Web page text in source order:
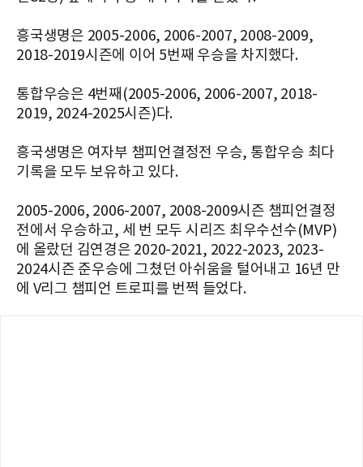
흥국생명은 2005-2006, 2006-2007, 2008-2009,
2018-2019시즌에 이어 5번째 우승을 차지했다.
통합우승은 4번째(2005-2006, 2006-2007, 2018-
2019, 2024-2025시즌)다.
흥국생명은 여자부 챔피언결정전 우승, 통합우승 최다
기록을 모두 보유하고 있다.
2005-2006, 2006-2007, 2008-2009시즌 챔피언결정
전에서 우승하고, 세 번 모두 시리즈 최우수선수(MVP)
에 올랐던 김연경은 2020-2021, 2022-2023, 2023-
2024시즌 준우승에 그쳤던 아쉬움을 털어내고 16년 만
에 V리그 챔피언 트로피를 번쩍 들었다.